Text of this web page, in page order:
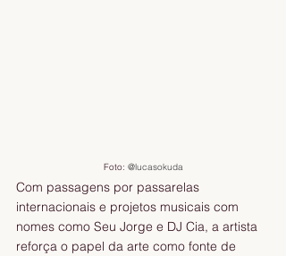
Foto: @lucasokuda
Com passagens por passarelas
internacionais e projetos musicais com
nomes como Seu Jorge e DJ Cia, a artista
reforça o papel da arte como fonte de